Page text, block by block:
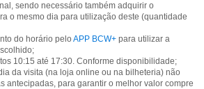
sendo necessário também adquirir o
o mesmo dia para utilização deste (quantidade
do horário pelo APP BCW+ para utilizar a
10:15 até 17:30. Conforme disponibilidade;
da visita (na loja online ou na bilheteria) não
antecipadas, para garantir o melhor valor compre